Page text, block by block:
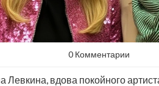
0 Комментарии
Левкина, вдова покойного